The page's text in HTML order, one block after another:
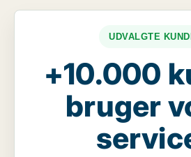
UDVALGTE
+10.000
bruger